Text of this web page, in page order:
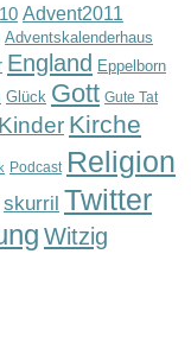
Advent2011
Adventskalenderhaus
England Eppelborn
Glück Gott Gute Tat
Kinder Kirche
Podcast Religion
skurril Twitter
Witzig